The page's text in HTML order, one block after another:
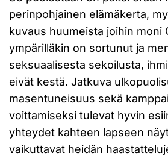
perinpohjainen elämäkerta,
kuvaus huumeista joihin moni
ympärilläkin on sortunut ja
seksuaalisesta sekoilusta,
eivät kestä. Jatkuva
masentuneisuus sekä
voittamiseksi tulevat hyvin
yhteydet kahteen lapseen
vaikuttavat heidän